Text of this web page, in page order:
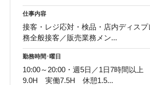
仕事内容
接客・レジ応対・検品・店内ディスプ
務全般接客／販売業務メン...
勤務時間･曜日
10:00～20:00・週5日／1日7時間以
9.0H 実働7.5H 休憩1.5...